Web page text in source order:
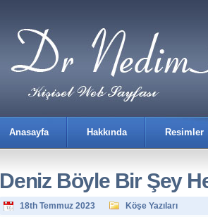
Anasayfa Hakkında Resimler
Deniz Böyle Bir Şey
18th Temmuz 2023 Köşe Yazıları